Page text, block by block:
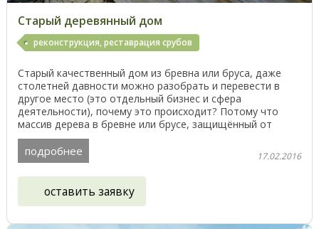
Старый деревянный дом
реконструкция, реставрация срубов
Старый качественный дом из бревна или бруса, даже
столетней давности можно разобрать и перевести в
другое место (это отдельный бизнес и сфера
деятельности), почему это происходит? Потому что
массив дерева в бревне или брусе, защищённый от
влаги ...
подробнее 17.02.2016
оставить заявку